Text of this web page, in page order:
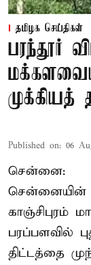
தமிழக செய்திகள்
பரந்தூர்
முக்கியத்
Published on: 06
சென்னை:
சென்னையின்
காஞ்சிபுரம்
பரப்பளவில்
திட்டத்தை